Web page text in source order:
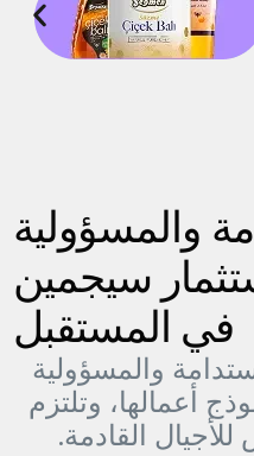
والمسؤولية
سيجمين
في المستقبل
والمسؤولية
أعمالها، وتلتزم
القادمة.